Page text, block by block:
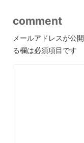
comment
メールアドレスが公
る欄は必須項目です